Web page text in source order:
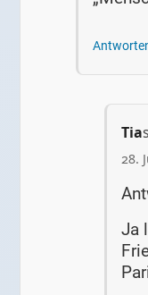
Tia
28.
Ja